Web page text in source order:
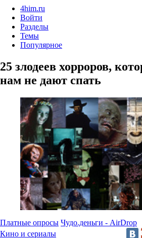
4him.ru
Войти
Разделы
Темы
Популярное
25 злодеев хорроров,
нам не дают спать
Платные опросы Чудо.деньги - AirDrop
Кино и сериалы